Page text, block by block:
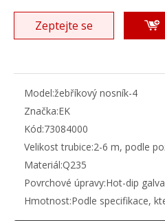
Zeptejte se
Model:žebříkový nosník-4
Značka:EK
Kód:73084000
Velikost trubice:2-6 m, podle
Materiál:Q235
Povrchové úpravy:Hot-dip
Hmotnost:Podle specifikace,